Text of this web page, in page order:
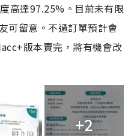
高達97.25%。目前未有限
可留意。不過訂單預計會
版本賣完，將有機會改
+2